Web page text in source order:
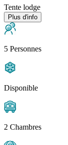
Tente lodge
Plus d'info
5 Personnes
Disponible
2 Chambres